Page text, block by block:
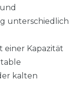
unterschiedlich
einer Kapazität
kalten